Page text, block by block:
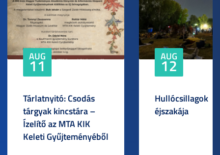
AUG
11
Tárlatnyitó: Csodás
tárgyak kincstára –
Ízelítő az MTA KIK
Keleti Gyűjteményéből
AUG
12
Hullócsillagok
éjszakája